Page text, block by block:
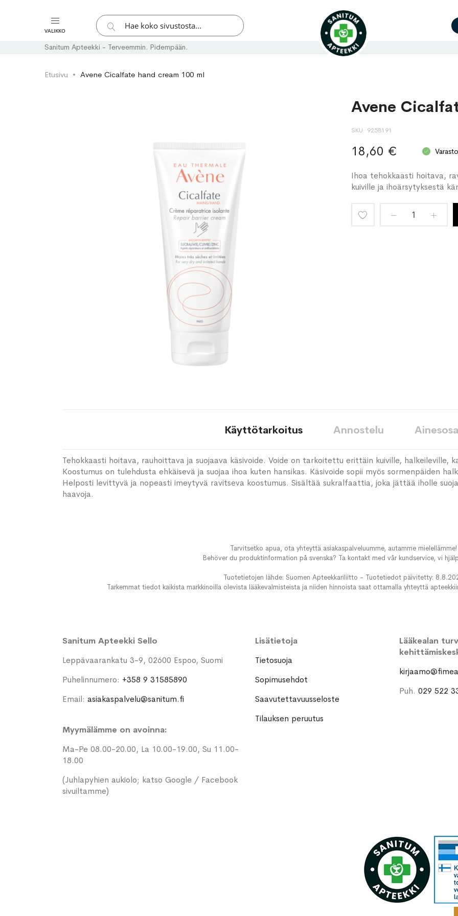
VALIKKO
Hae
Hae
Sanitum Apteekki - Terveemmin. Pidempään.
Etusivu Avene Cicalfate hand cream 100 ml
Avene
SKU 9258191
18,60 €
Ihoa tehokkaasti hoitava,
kuiville ja ihoärsytyksestä
Käyttötarkoitus
Tehokkaasti hoitava, rauhoittava ja suojaava käsivoide. Voide on tarkoitettu erittäin kuiville, halkeileville,
Koostumus on tulehdusta ehkäisevä ja suojaa ihoa kuten hansikas. Käsivoide sopii myös sormenpäiden
Helposti levittyvä ja nopeasti imeytyvä ravitseva koostumus. Sisältää sukralfaattia, joka jättää iholle
haavoja.
Annostelu
Tarvitsetko apua, ota yhteyttä asiakaspalveluumme, autamme mielellämme!
Behöver du produktinformation på svenska? Ta kontakt med vår kundservice, vi
Tuotetietojen lähde: Suomen Apteekkariliitto - Tuotetiedot päivitetty:
Tarkemmat tiedot kaikista markkinoilla olevista lääkevalmisteista ja niiden hinnoista saat ottamalla yhteyttä
Sanitum Apteekki Sello
Leppävaarankatu 3-9, 02600 Espoo, Suomi
Puhelinnumero: +358 9 31585890
Email: asiakaspalvelu@sanitum.fi
Myymälämme on avoinna:
Ma-Pe 08.00-20.00, La 10.00-19.00, Su 11.00-
18.00
(Juhlapyhien aukiolo; katso Google / Facebook
sivuiltamme)
Lisätietoja
Tietosuoja
Sopimusehdot
Saavutettavuusseloste
Tilauksen peruutus
Lääkealan
Puh.029 522